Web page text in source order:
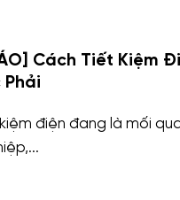
Cách Tiết Kiệm
Phải
điện đang là mối